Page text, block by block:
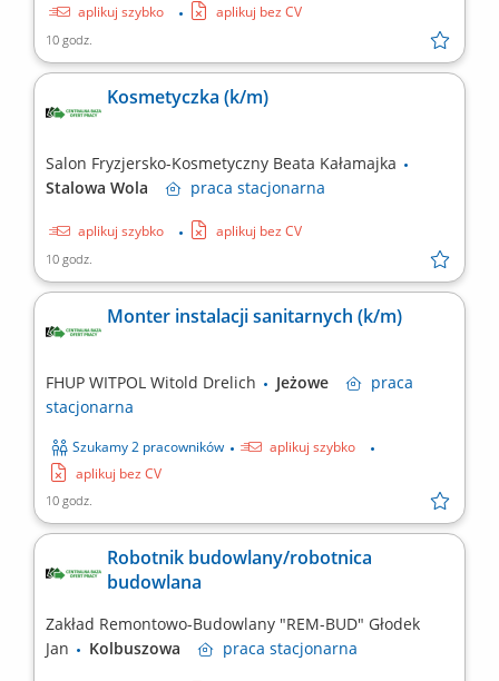
aplikuj szybko aplikuj bez CV
10 godz.
Kosmetyczka (k/m)
Salon Fryzjersko-Kosmetyczny Beata Kałamajka
Stalowa Wola
praca stacjonarna
aplikuj szybko aplikuj bez CV
10 godz.
Monter instalacji sanitarnych (k/m)
FHUP WITPOL Witold Drelich Jeżowe
praca
stacjonarna
Szukamy 2 pracowników
aplikuj szybko
aplikuj bez CV
10 godz.
Robotnik budowlany/robotnica
budowlana
Zakład Remontowo-Budowlany "REM-BUD" Głodek
Jan
Kolbuszowa praca stacjonarna